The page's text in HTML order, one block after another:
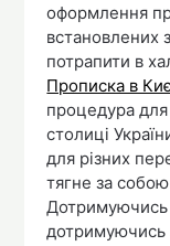
оформлення
встановлених
потрапити в
Прописка в
процедура
столиці
для різних
тягне за
Дотримуючись
дотримуючись